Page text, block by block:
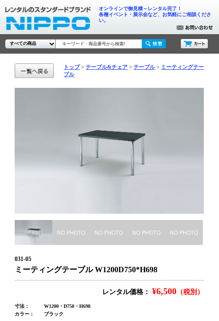
オンラインで御見積～レンタル完了！
各種イベント・展示会など、お気軽にご相談くださ
い。
トップ テーブル&チェア テーブル
ミーティングテー
ブル
031-05
ミーティングテーブル W1200D750*H698
レンタル価格： ¥6,500 （税別）
寸法：
W1200・D750・H698
カラー：
ブラック